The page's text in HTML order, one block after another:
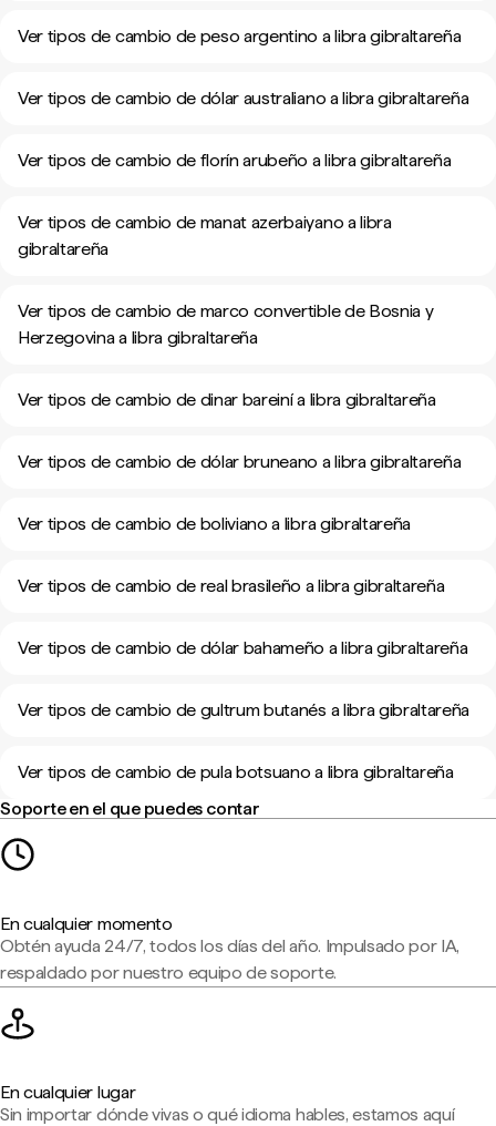
Ver tipos de cambio de peso argentino a libra gibraltareña
Ver tipos de cambio de dólar australiano a libra gibraltareña
Ver tipos de cambio de florín arubeño a libra gibraltareña
Ver tipos de cambio de manat azerbaiyano a libra
gibraltareña
Ver tipos de cambio de marco convertible de Bosnia y
Herzegovina a libra gibraltareña
Ver tipos de cambio de dinar bareiní a libra gibraltareña
Ver tipos de cambio de dólar bruneano a libra gibraltareña
Ver tipos de cambio de boliviano a libra gibraltareña
Ver tipos de cambio de real brasileño a libra gibraltareña
Ver tipos de cambio de dólar bahameño a libra gibraltareña
Ver tipos de cambio de gultrum butanés a libra gibraltareña
Ver tipos de cambio de pula botsuano a libra gibraltareña
Soporte en el que puedes contar
En cualquier momento
Obtén ayuda 24/7, todos los días del año. Impulsado por IA,
respaldado por nuestro equipo de soporte.
En cualquier lugar
Sin importar dónde vivas o qué idioma hables, estamos aquí